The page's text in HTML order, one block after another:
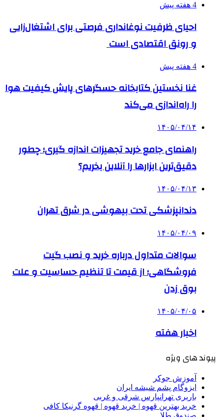
4 هفته پیش
احیای ظرفیت نوغانداری فرصتی برای اشتغال‌زایی
و رونق اقتصادی است
4 هفته پیش
غنا نخستین کتابخانه حسگرهای پایش کیفیت هوا
را راه‌اندازی می‌کند
۱۴۰۵/۰۴/۱۴
راهنمای جامع خرید تجهیزات اندازه گیری؛ چطور
دقیق‌ترین ابزارها را آنلاین بخریم؟
۱۴۰۵/۰۴/۱۳
دندانپزشکی تحت بیهوشی در شرق تهران
۱۴۰۵/۰۴/۰۹
سوالات متداول درباره خرید و نصب گیت
فروشگاهی؛ از قیمت تا تنظیم حساسیت و علت
بوق زدن
۱۴۰۵/۰۴/۰۵
اخبار هفته
پیوند های ویژه
آموزش جوکر
ایزوگام پشم شیشه ایران
باربری تهرانپارس شرقی و غربی
خرید بهترین قهوه | خرید قهوه | قهوه گرنیکا کافی
صندوق طلا